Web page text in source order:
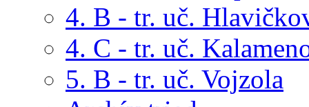
4. B - tr. uč.
4. C - tr. uč.
5. B - tr. uč. Vojzola